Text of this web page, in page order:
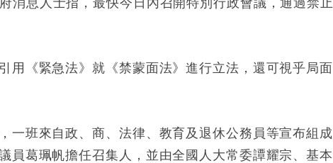
用《緊急法》就《禁蒙面法》進行立法，還可視乎局面
一班來自政、商、法律、教育及退休公務員等宣布組成
員葛珮帆擔任召集人，並由全國人大常委譚耀宗、基本